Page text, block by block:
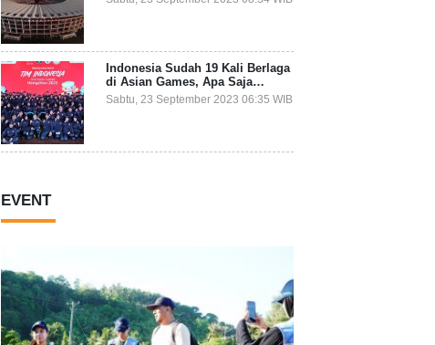
Indonesia Sudah 19 Kali Berlaga
di Asian Games, Apa Saja
Prestasi Terbaiknya?
Sabtu, 23 September 2023 06:35 WIB
EVENT